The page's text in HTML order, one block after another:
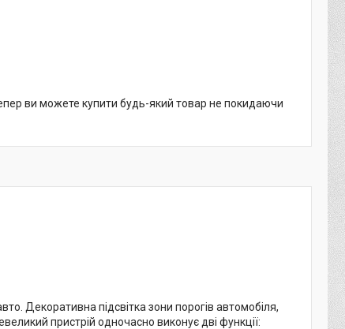
ви можете купити будь-який товар не покидаючи
Декоративна підсвітка зони порогів автомобіля,
пристрій одночасно виконує дві функції: